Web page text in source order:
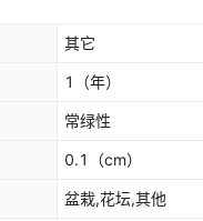
其它
1 （年）
常绿性
0.1 （cm）
盆栽,花坛,其他